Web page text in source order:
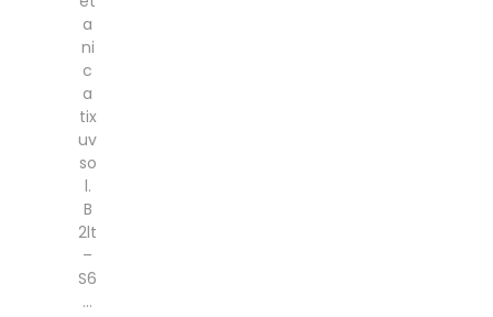
a
ni
c
a
tix
uv
so
l.
B
2lt
–
S6
...